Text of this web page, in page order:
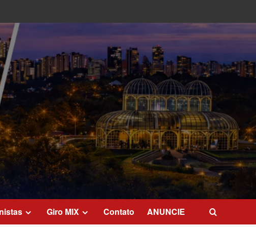
Giro MIX Contato ANUNCIE